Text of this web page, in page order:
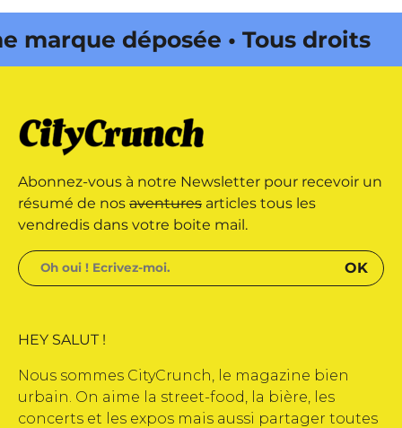
déposée • Tous droits
déposée • Tous droits
par Buena Onda Web •
Abonnez-vous à notre Newsletter pour recevoir un
résumé de nos aventures articles tous les
vendredis dans votre boite mail.
HEY SALUT !
Nous sommes CityCrunch, le magazine bien
urbain. On aime la street-food, la bière, les
concerts et les expos mais aussi partager toutes